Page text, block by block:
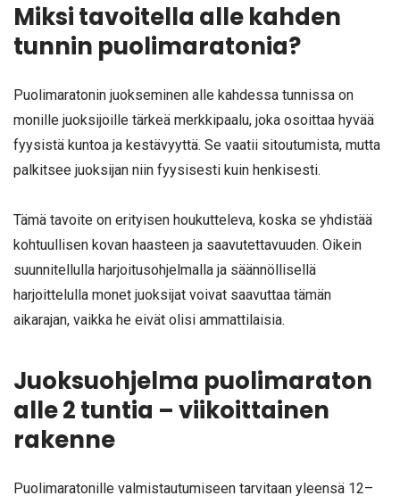
Miksi tavoitella alle kahden
tunnin puolimaratonia?
Puolimaratonin juokseminen alle kahdessa tunnissa on
monille juoksijoille tärkeä merkkipaalu, joka osoittaa hyvää
fyysistä kuntoa ja kestävyyttä. Se vaatii sitoutumista, mutta
palkitsee juoksijan niin fyysisesti kuin henkisesti.
Tämä tavoite on erityisen houkutteleva, koska se yhdistää
kohtuullisen kovan haasteen ja saavutettavuuden. Oikein
suunnitellulla harjoitusohjelmalla ja säännöllisellä
harjoittelulla monet juoksijat voivat saavuttaa tämän
aikarajan, vaikka he eivät olisi ammattilaisia.
Juoksuohjelma puolimaraton
alle 2 tuntia – viikoittainen
rakenne
Puolimaratonille valmistautumiseen tarvitaan yleensä 12–